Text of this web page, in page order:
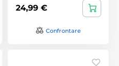
24,99 €
Confrontare